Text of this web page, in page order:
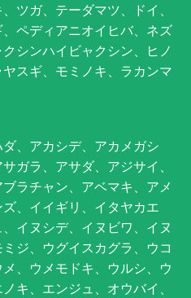
ツガ、テーダマツ、ドイ、
ペディアニオイヒバ、ネズ
シンハイビャクシン、ヒノ
スギ、モミノキ、ラカンマ
、アカシデ、アカメガシ
ガラ、アサダ、アジサイ、
ラチャン、アベマキ、アメ
、イイギリ、イタヤカエ
イヌシデ、イヌビワ、イヌ
ジ、ウグイスカグラ、ウコ
、ウメモドキ、ウルシ、ウ
キ、エンジュ、オウバイ、